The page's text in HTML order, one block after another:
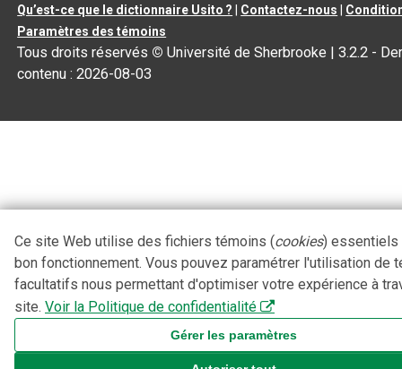
Qu’est-ce que le dictionnaire Usito ? Contactez-nous
Paramètres des témoins
Tous droits réservés © Université de Sherbrooke |3.2.2 -
contenu :2026-08-03
Ce site Web utilise des fichiers témoins (cookies) essentiels
bon fonctionnement. Vous pouvez paramétrer l'utilisation de
facultatifs nous permettant d'optimiser votre expérience à
site. Voir la Politique de confidentialité
Gérer les paramètres